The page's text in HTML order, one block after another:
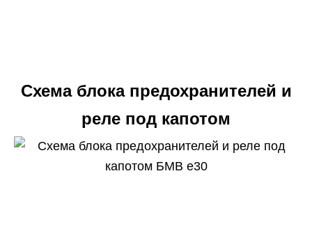
Схема блока предохранителей и
реле под капотом